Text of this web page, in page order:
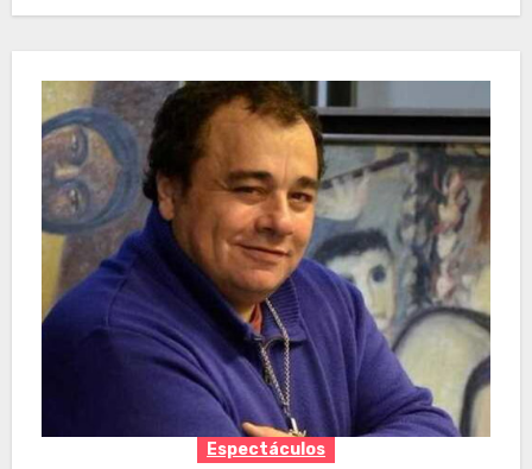
Espectáculos